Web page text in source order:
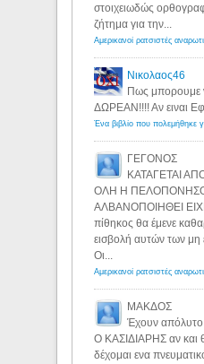
στοιχειωδώς
ζήτημα για την...
Νικολαος46
Πως μπορουμε
ΔΩΡΕΑΝ!!!! Αν ειναι
ΓΕΓΟΝΟΣ
ΚΑΤΑΓΕΤΑΙ
ΟΛΗ Η
ΑΛΒΑΝΟΠΟΙΗΘΕΙ
πίθηκος θα έμενε
εισβολή αυτών των μη
Οι...
ΜΑΚΔΟΣ
Έχουν
Ο ΚΑΣΙΔΙΑΡΗΣ αν και
δέχομαι ενα